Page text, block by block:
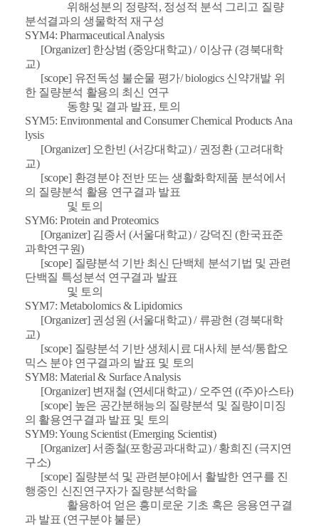
위해성분의 정량적, 정성적 분석 그리고 질량
분석결과의 생물학적 재구성
SYM4: Pharmaceutical Analysis
[Organizer] 한상범 (중앙대학교) / 이상규 (경북대학
교)
[scope] 유전독성 불순물 평가/ biologics 신약개발 위
한 질량분석 활용의 최신 연구
동향 및 결과 발표, 토의
SYM5: Environmental and Consumer Chemical Products Ana
lysis
[Organizer] 오한빈 (서강대학교) / 권정환 (고려대학
교)
[scope] 환경분야 전반 또는 생활화학제품 분석에서
의 질량분석 활용 연구결과 발표
및 토의
SYM6: Protein and Proteomics
[Organizer] 김종서 (서울대학교) / 강덕진 (한국표준
과학연구원)
[scope] 질량분석 기반 최신 단백체 분석기법 및 관련
단백질 특성분석 연구결과 발표
및 토의
SYM7: Metabolomics & Lipidomics
[Organizer] 권성원 (서울대학교) / 류광현 (경북대학
교)
[scope] 질량분석 기반 생체시료 대사체 분석/통합오
믹스 분야 연구결과의 발표 및 토의
SYM8: Material & Surface Analysis
[Organizer] 변재철 (연세대학교) / 오주연 ((주)아스타)
[scope] 높은 공간분해능의 질량분석 및 질량이미징
의 활용연구결과 발표 및 토의
SYM9: Young Scientist (Emerging Scientist)
[Organizer] 서종철(포항공과대학교) / 황희진 (극지연
구소)
[scope] 질량분석 및 관련분야에서 활발한 연구를 진
행중인 신진연구자가 질량분석학을
활용하여 얻은 흥미로운 기초 혹은 응용연구결
과 발표 (연구분야 불문)